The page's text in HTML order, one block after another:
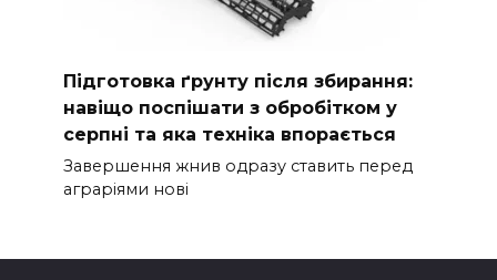
Підготовка ґрунту після збирання:
навіщо поспішати з обробітком у
серпні та яка техніка впорається
Завершення жнив одразу ставить перед
аграріями нові